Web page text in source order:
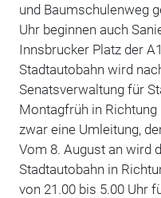
und Baumschulenweg
Uhr beginnen auch
Innsbrucker Platz der
Stadtautobahn wird
Senatsverwaltung für
Montagfrüh in
zwar eine Umleitung,
Vom 8. August an wird
Stadtautobahn in
von 21.00 bis 5.00 Uhr